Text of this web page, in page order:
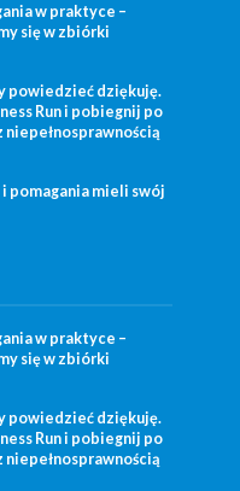
w praktyce –
się w zbiórki
powiedzieć dziękuję.
Run i pobiegnij po
niepełnosprawnością
pomagania mieli swój
w praktyce –
się w zbiórki
powiedzieć dziękuję.
Run i pobiegnij po
niepełnosprawnością